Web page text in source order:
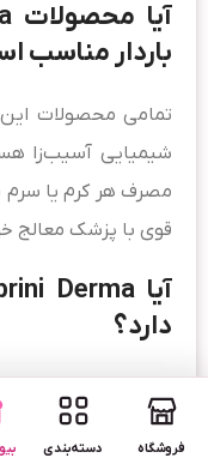
باردار مناسب
تمامی محصولات این
شیمیایی آسیب‌زا
مصرف هر کرم یا
قوی با پزشک معالج
دارد؟
بله؛ ترکیبات
از محصولات مثل
فروشگاه دسته‌بندی